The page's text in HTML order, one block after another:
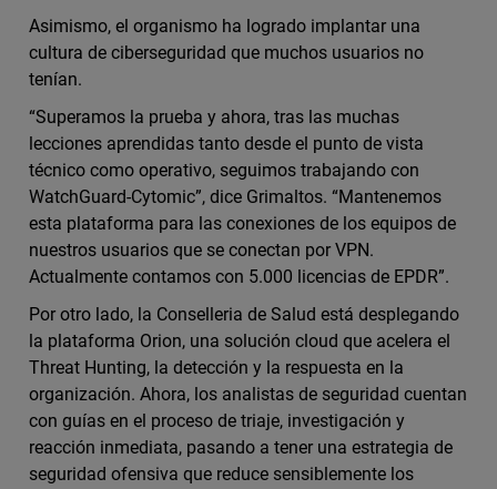
Asimismo, el organismo ha logrado implantar una
cultura de ciberseguridad que muchos usuarios no
tenían.
“Superamos la prueba y ahora, tras las muchas
lecciones aprendidas tanto desde el punto de vista
técnico como operativo, seguimos trabajando con
WatchGuard-Cytomic”, dice Grimaltos. “Mantenemos
esta plataforma para las conexiones de los equipos de
nuestros usuarios que se conectan por VPN.
Actualmente contamos con 5.000 licencias de EPDR”.
Por otro lado, la Conselleria de Salud está desplegando
la plataforma Orion, una solución cloud que acelera el
Threat Hunting, la detección y la respuesta en la
organización. Ahora, los analistas de seguridad cuentan
con guías en el proceso de triaje, investigación y
reacción inmediata, pasando a tener una estrategia de
seguridad ofensiva que reduce sensiblemente los